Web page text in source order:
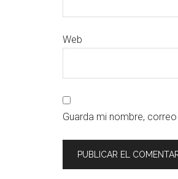
Web
Guarda mi nombre,